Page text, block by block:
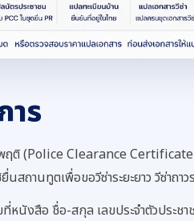
าร
ฤติ (Police Clearance
สถานทูตเพื่อขอวีซ่าระยะยาว วีซ่าถ
นังสือ ชื่อ-สกุล เลขประจำตัวประ